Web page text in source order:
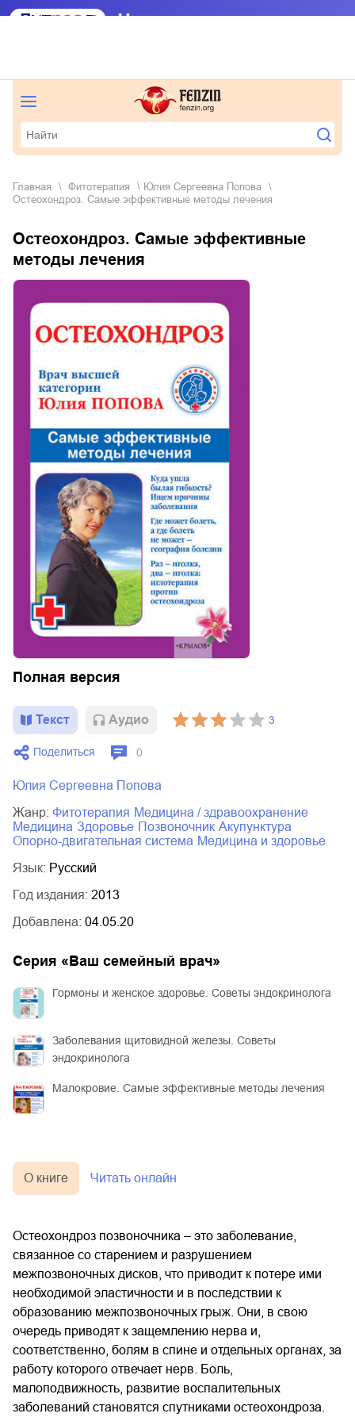
Главная фитотерапия
Юлия Сергеевна Попова
Остеохондроз. Самые эффективные методы лечения
Остеохондроз. Самые эффективные
методы лечения
Полная версия
Текст Aудио 3
Поделиться 0
Юлия Сергеевна Попова
Жанр:
фитотерапия
медицина / здравоохранение
медицина
здоровье позвоночник
акупунктура
опорно-двигательная система
медицина и здоровье
Язык: Русский
Год издания: 2013
Добавлена: 04.05.20
Серия «Ваш семейный врач»
Гормоны и женское здоровье. Советы эндокринолога
Заболевания щитовидной железы. Советы
эндокринолога
Малокровие. Самые эффективные методы лечения
О книге Читать онлайн
Остеохондроз позвоночника – это заболевание,
связанное со старением и разрушением
межпозвоночных дисков, что приводит к потере ими
необходимой эластичности и в последствии к
образованию межпозвоночных грыж. Они, в свою
очередь приводят к защемлению нерва и,
соответственно, болям в спине и отдельных органах, за
работу которого отвечает нерв. Боль,
малоподвижность, развитие воспалительных
заболеваний становятся спутниками остеохондроза.